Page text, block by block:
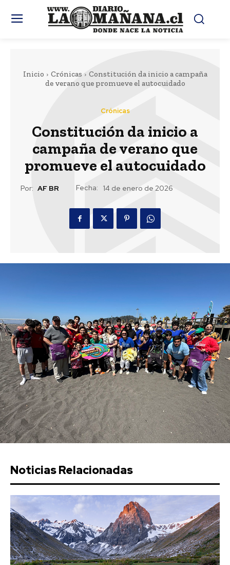
Inicio Crónicas
Constitución da inicio a campaña
de verano que promueve el autocuidado
Crónicas
Constitución da inicio a
campaña de verano que
promueve el autocuidado
Por: AF BR Fecha: 14 de enero de 2026
Noticias Relacionadas